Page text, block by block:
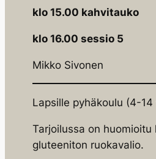
klo 15.00 kahvitauko
klo 16.00 sessio 5
Mikko Sivonen
Lapsille pyhäkoulu (4-
Tarjoilussa on huomioitu
gluteeniton ruokavalio.